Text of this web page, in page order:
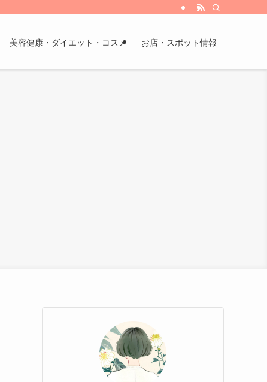
美容健康・ダイエット・コスメ お店・スポット情報